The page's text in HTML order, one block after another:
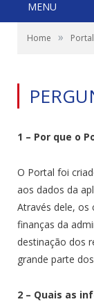
MENU
Home »
1 – Por que o
O Portal foi
aos dados da
Através dele, os
finanças da
destinação dos
grande parte
2 – Quais as